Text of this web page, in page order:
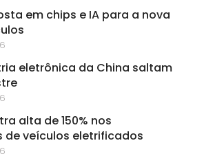
em chips e IA para a nova
eletrônica da China saltam
alta de 150% nos
de veículos eletrificados